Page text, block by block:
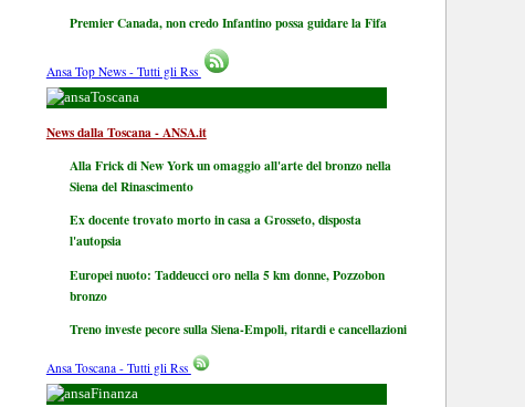
Premier Canada, non credo Infantino possa guidare la Fifa
Ansa Top News - Tutti gli Rss
Toscana
News dalla Toscana - ANSA.it
Alla Frick di New York un omaggio all'arte del bronzo nella
Siena del Rinascimento
Ex docente trovato morto in casa a Grosseto, disposta
l'autopsia
Europei nuoto: Taddeucci oro nella 5 km donne, Pozzobon
bronzo
Treno investe pecore sulla Siena-Empoli, ritardi e cancellazioni
Ansa Toscana - Tutti gli Rss
Finanza